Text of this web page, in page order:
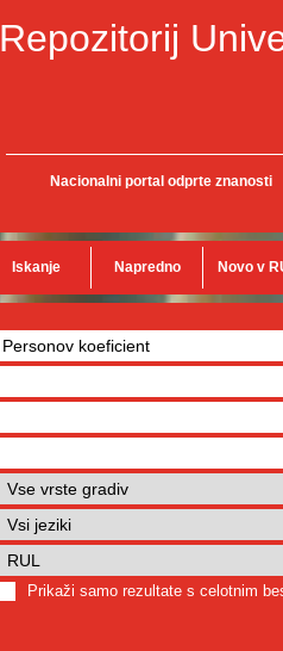
Repozitorij
Nacionalni portal odprte znanosti
Iskanje Napredno Novo v
Prikaži samo rezultate s celotnim